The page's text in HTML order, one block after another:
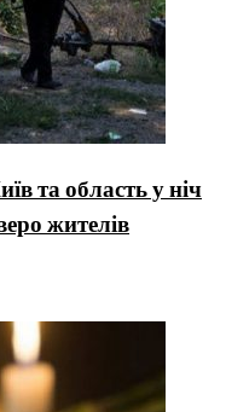
та область у ніч
жителів